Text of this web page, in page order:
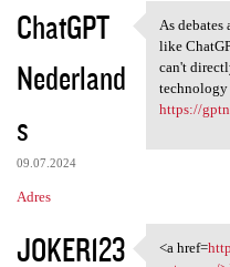
ChatGPT
Nederland
s
09.07.2024
Adres
As
As
like
can't
technology
https://
JOKER123 <a href=